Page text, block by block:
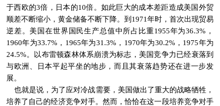
于西欧的3倍，日本的10倍。如此巨大的成本差距造成美国外贸
顺差不断缩小，黄金储备不断下降。到1971年时，首次出现贸易
逆差。美国在世界国民生产总值中所占比重1955年为36.3%，
1960年为33.7%，1965年为31.3%，1970年为30.2%，1975年为
24.5%。以布雷顿森林体系崩溃为标志，美国竞争力已经衰落到
与欧洲、日本平起平坐的地步，而且其衰落趋势还在进一步发
展。
也就是说，为了应对冷战需要，美国做出了重大的战略牺牲，
培养了自己的经济竞争对手。然而，恰恰在这一段培养竞争对手